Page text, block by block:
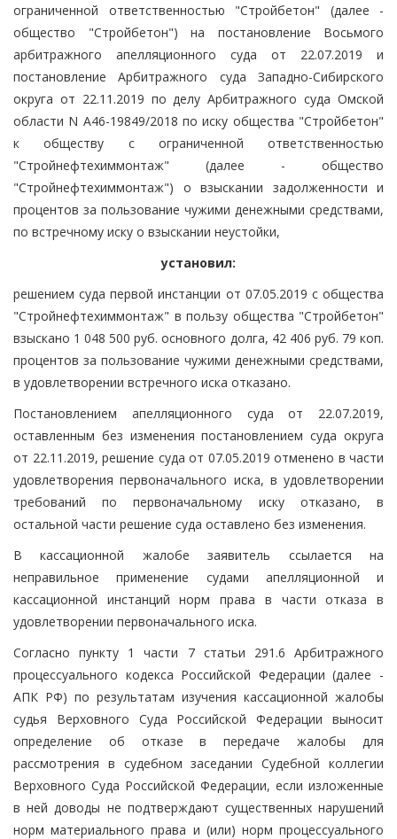
ограниченной ответственностью "Стройбетон" (далее -
общество "Стройбетон") на постановление Восьмого
арбитражного апелляционного суда от 22.07.2019 и
постановление Арбитражного суда Западно-Сибирского
округа от 22.11.2019 по делу Арбитражного суда Омской
области N А46-19849/2018 по иску общества "Стройбетон"
к обществу с ограниченной ответственностью
"Стройнефтехиммонтаж" (далее - общество
"Стройнефтехиммонтаж") о взыскании задолженности и
процентов за пользование чужими денежными средствами,
по встречному иску о взыскании неустойки,
установил:
решением суда первой инстанции от 07.05.2019 с общества
"Стройнефтехиммонтаж" в пользу общества "Стройбетон"
взыскано 1 048 500 руб. основного долга, 42 406 руб. 79 коп.
процентов за пользование чужими денежными средствами,
в удовлетворении встречного иска отказано.
Постановлением апелляционного суда от 22.07.2019,
оставленным без изменения постановлением суда округа
от 22.11.2019, решение суда от 07.05.2019 отменено в части
удовлетворения первоначального иска, в удовлетворении
требований по первоначальному иску отказано, в
остальной части решение суда оставлено без изменения.
В кассационной жалобе заявитель ссылается на
неправильное применение судами апелляционной и
кассационной инстанций норм права в части отказа в
удовлетворении первоначального иска.
Согласно пункту 1 части 7 статьи 291.6 Арбитражного
процессуального кодекса Российской Федерации (далее -
АПК РФ) по результатам изучения кассационной жалобы
судья Верховного Суда Российской Федерации выносит
определение об отказе в передаче жалобы для
рассмотрения в судебном заседании Судебной коллегии
Верховного Суда Российской Федерации, если изложенные
в ней доводы не подтверждают существенных нарушений
норм материального права и (или) норм процессуального